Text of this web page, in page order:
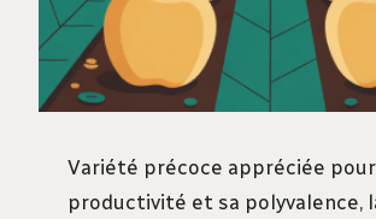
Variété précoce appréciée
productivité et sa polyvalence,